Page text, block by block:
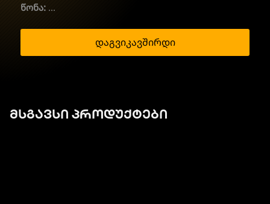
წონა: ...
დაგვიკავშირდი
მსგავსი პროდუქტები